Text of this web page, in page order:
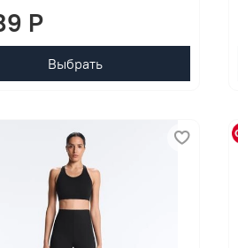
P
Выбрать